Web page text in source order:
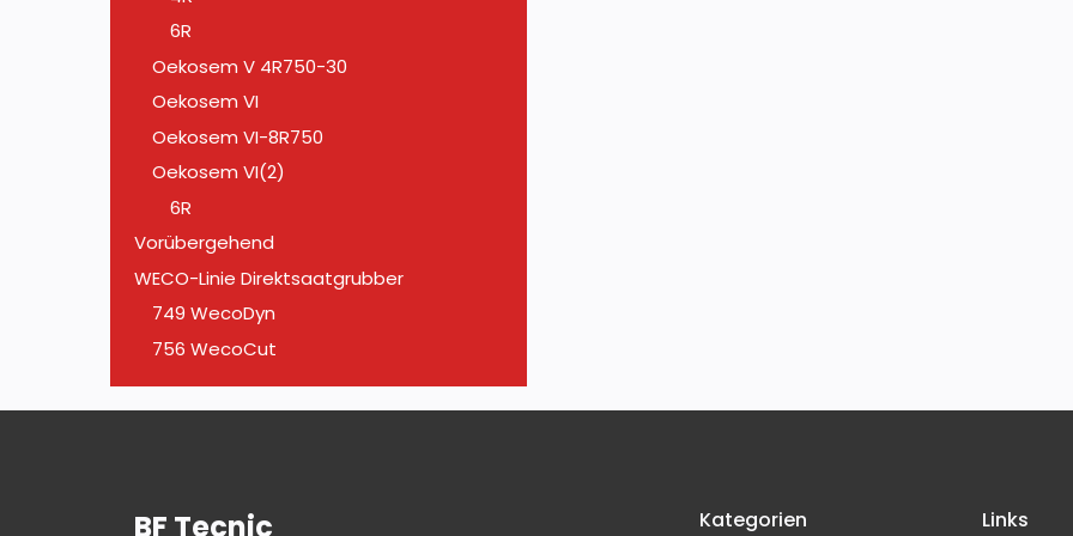
6R
Oekosem V 4R750-30
Oekosem VI
Oekosem VI-8R750
Oekosem VI(2)
6R
Vorübergehend
WECO-Linie Direktsaatgrubber
749 WecoDyn
756 WecoCut
BF Tecnic Kategorien Links